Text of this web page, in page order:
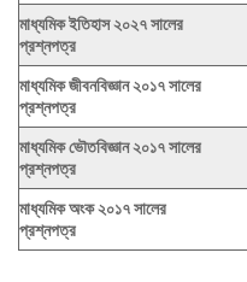
মাধ্যমিক ইতিহাস ২০২৭ সালের
প্রশ্নপত্র
মাধ্যমিক জীবনবিজ্ঞান ২০১৭ সালের
প্রশ্নপত্র
মাধ্যমিক ভৌতবিজ্ঞান ২০১৭ সালের
প্রশ্নপত্র
মাধ্যমিক অংক ২০১৭ সালের
প্রশ্নপত্র